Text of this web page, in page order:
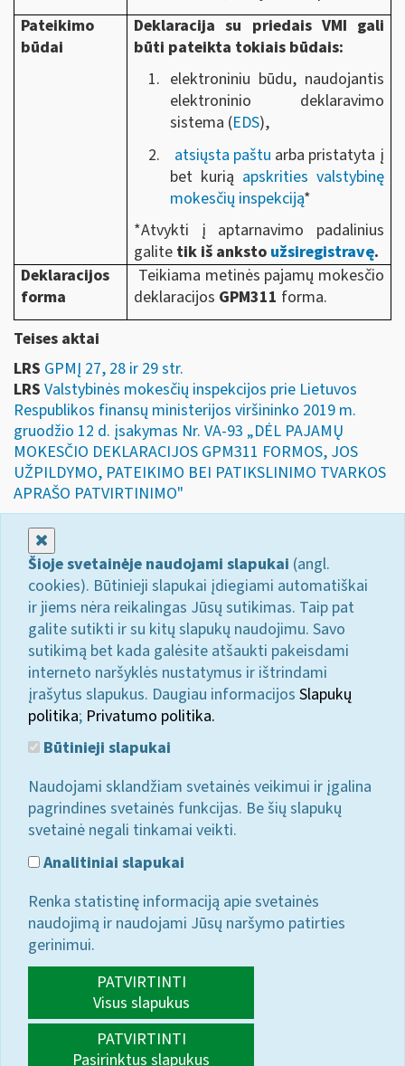
Pateikimo
būdai
Deklaracija su priedais VMI gali
būti pateikta tokiais būdais:
elektroniniu būdu, naudojantis
elektroninio deklaravimo
sistema (EDS),
atsiųsta paštu arba pristatyta į
bet kurią apskrities valstybinę
mokesčių inspekciją*
*Atvykti į aptarnavimo padalinius
galite tik iš anksto užsiregistravę.
Deklaracijos
forma
Teikiama metinės pajamų mokesčio
deklaracijos GPM311 forma.
Teises aktai
LRS GPMĮ 27, 28 ir 29 str.
LRS Valstybinės mokesčių inspekcijos prie Lietuvos
Respublikos finansų ministerijos viršininko 2019 m.
gruodžio 12 d. įsakymas Nr. VA-93 „DĖL PAJAMŲ
MOKESČIO DEKLARACIJOS GPM311 FORMOS, JOS
UŽPILDYMO, PATEIKIMO BEI PATIKSLINIMO TVARKOS
APRAŠO PATVIRTINIMO"
Šioje svetainėje naudojami slapukai (angl.
cookies). Būtinieji slapukai įdiegiami automatiškai
ir jiems nėra reikalingas Jūsų sutikimas. Taip pat
galite sutikti ir su kitų slapukų naudojimu. Savo
sutikimą bet kada galėsite atšaukti pakeisdami
interneto naršyklės nustatymus ir ištrindami
įrašytus slapukus. Daugiau informacijos Slapukų
politika; Privatumo politika.
Būtinieji slapukai
Naudojami sklandžiam svetainės veikimui ir įgalina
pagrindines svetainės funkcijas. Be šių slapukų
svetainė negali tinkamai veikti.
Analitiniai slapukai
Renka statistinę informaciją apie svetainės
naudojimą ir naudojami Jūsų naršymo patirties
gerinimui.
PATVIRTINTI
Visus slapukus
PATVIRTINTI
Pasirinktus slapukus